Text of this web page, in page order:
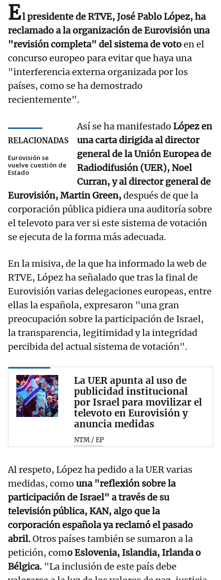
El presidente de RTVE, José Pablo López, ha
reclamado a la organización de Eurovisión una
"revisión completa" del sistema de votoen el
concurso europeo para evitar que haya una
"interferencia externa organizada por los
países, como se ha demostrado
recientemente".
RELACIONADAS
Eurovisión se
vuelve cuestión de
Estado
Así se ha manifestado López en
una carta dirigida al director
general de la Unión Europea de
Radiodifusión (UER), Noel
Curran, y al director general de
Eurovisión, Martin Green,después de que la
corporación pública pidiera una auditoría sobre
el televoto para ver si este sistema de votación
se ejecuta de la forma más adecuada.
En la misiva, de la que ha informado la web de
RTVE, López ha señalado que tras la final de
Eurovisión varias delegaciones europeas, entre
ellas la española, expresaron "una gran
preocupación sobre la participación de Israel,
la transparencia, legitimidad y la integridad
percibida del actual sistema de votación".
La UER apunta al uso de
publicidad institucional
por Israel para movilizar el
televoto en Eurovisión y
anuncia medidas
NTM / EP
Al respeto, López ha pedido a la UER varias
medidas, como una "reflexión sobre la
participación de Israel" a través de su
televisión pública, KAN, algo que la
corporación española ya reclamó el pasado
abril.Otros países también se sumaron a la
petición, como Eslovenia, Islandia, Irlanda o
Bélgica. "La inclusión de este país debe